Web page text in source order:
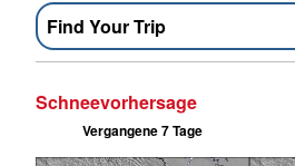
Find Your Trip
Schneevorhersage
Vergangene 7 Tage